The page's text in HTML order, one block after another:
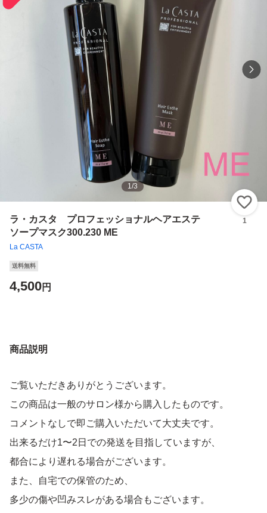
1/3
ラ・カスタ プロフェッショナルヘアエステ
ソープマスク300.230 ME
La CASTA
1
送料無料
4,500円
商品説明
ご覧いただきありがとうございます。
この商品は一般のサロン様から購入したものです。
コメントなしで即ご購入いただいて大丈夫です。
出来るだけ1〜2日での発送を目指していますが、
都合により遅れる場合がございます。
また、自宅での保管のため、
多少の傷や凹みスレがある場合もございます。